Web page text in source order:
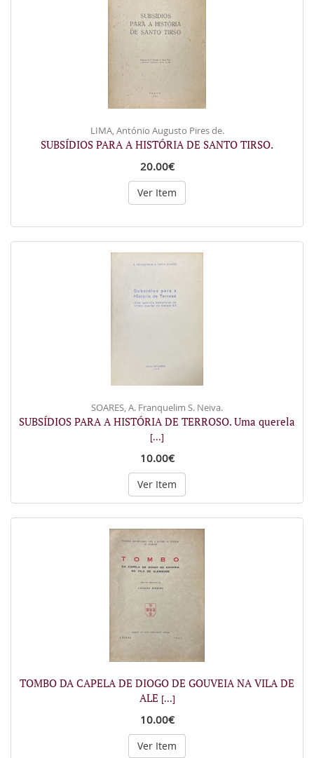
LIMA, António Augusto Pires de.
SUBSÍDIOS PARA A HISTÓRIA DE SANTO TIRSO.
20.00€
Ver Item
SOARES, A. Franquelim S. Neiva.
SUBSÍDIOS PARA A HISTÓRIA DE TERROSO. Uma querela
[...]
10.00€
Ver Item
TOMBO DA CAPELA DE DIOGO DE GOUVEIA NA VILA DE
ALE [...]
10.00€
Ver Item